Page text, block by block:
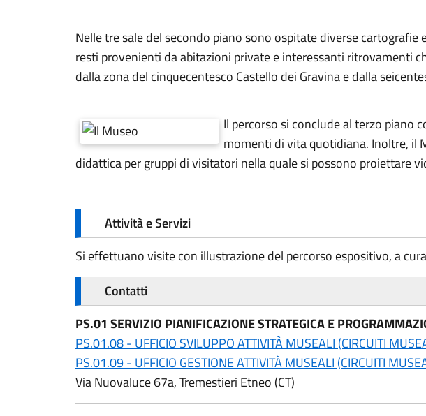
Nelle tre sale del secondo piano sono ospitate diverse
resti provenienti da abitazioni private e interessanti ritrovamenti
dalla zona del cinquecentesco Castello dei Gravina e dalla
Il percorso si conclude al terzo piano
momenti di vita quotidiana. Inoltre, il
didattica per gruppi di visitatori nella quale si possono proiettare
Attività e Servizi
Si effettuano visite con illustrazione del percorso espositivo, a
Contatti
PS.01 SERVIZIO PIANIFICAZIONE STRATEGICA E
PS.01.08 - UFFICIO SVILUPPO ATTIVITÀ MUSEALI (CIRCUITI
PS.01.09 - UFFICIO GESTIONE ATTIVITÀ MUSEALI (CIRCUITI
Via Nuovaluce 67a, Tremestieri Etneo (CT)